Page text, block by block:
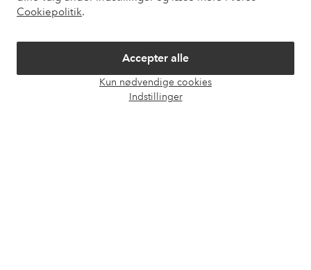
Cookiepolitik.
Accepter alle
Kun nødvendige cookies
Indstillinger
Mine sider
Om Ellos